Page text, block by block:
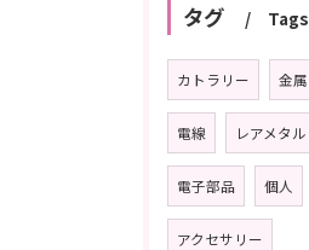
タグ Tags
カトラリー 金属
電線 レアメタル
電子部品 個人
アクセサリー